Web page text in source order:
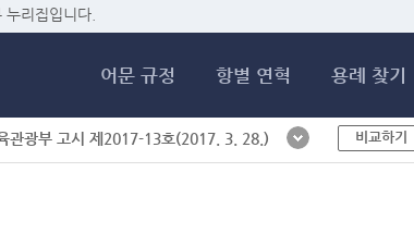
리집입니다.
어문 규정 항별 연혁 용례 찾기
관광부 고시 제2017-13호(2017. 3. 28.) 비교하기